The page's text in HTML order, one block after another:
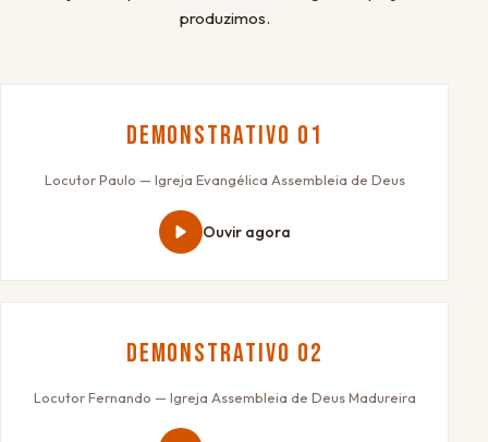
produzimos.
Demonstrativo 01
Locutor Paulo — Igreja Evangélica Assembleia de Deus
Ouvir agora
Demonstrativo 02
Locutor Fernando — Igreja Assembleia de Deus Madureira